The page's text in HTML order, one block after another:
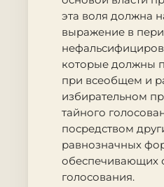
эта воля должна
выражение в
которые должны
при всеобщем и
избирательном
тайного
посредством
равнозначных
обеспечивающих
голосования.